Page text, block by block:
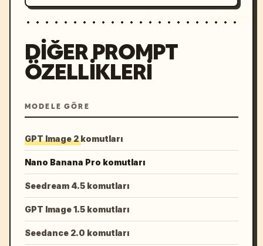
DIĞER PROMPT
ÖZELLIKLERI
MODELE GÖRE
GPT Image 2 komutları
Nano Banana Pro komutları
Seedream 4.5 komutları
GPT Image 1.5 komutları
Seedance 2.0 komutları